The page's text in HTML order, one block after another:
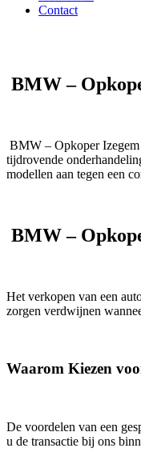
Contact
BMW –
BMW – Opkoper Izegem
tijdrovende
modellen aan tegen een
BMW –
Het verkopen van een
zorgen verdwijnen
Waarom Kiezen
De voordelen van een
u de transactie bij ons